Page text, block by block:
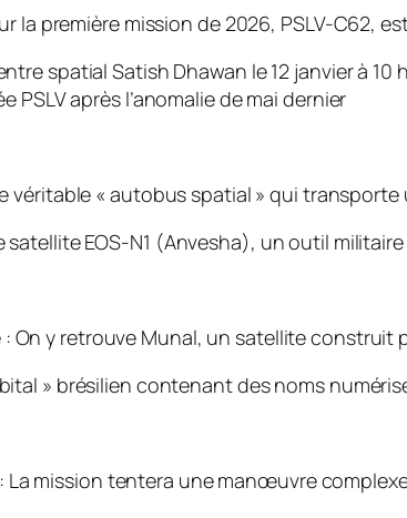
la première mission de 2026, PSLV-C62,
spatial Satish Dhawan le 12 janvier à
PSLV après l’anomalie de mai dernier
véritable « autobus spatial » qui
satellite EOS-N1 (Anvesha), un outil
On y retrouve Munal, un satellite construit
» brésilien contenant des noms
: La mission tentera une manœuvre